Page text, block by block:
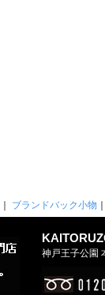
ブランドバック小物
神戸王子公